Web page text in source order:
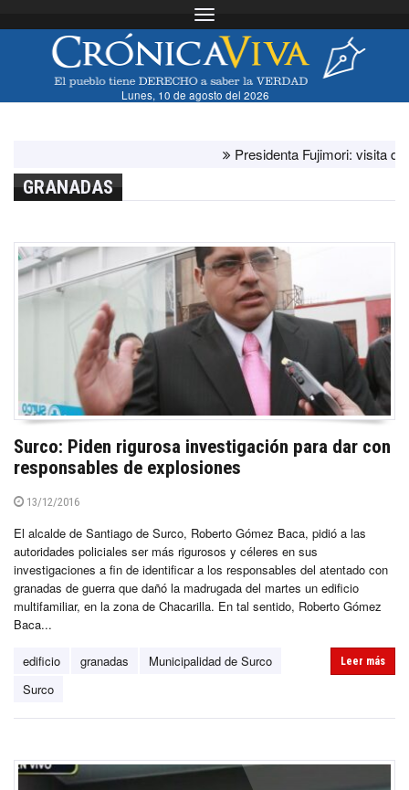
Toggle navigation
Lunes, 10 de agosto del 2026
Presidenta Fujimori: visita del
GRANADAS
Surco: Piden rigurosa investigación para dar con
responsables de explosiones
13/12/2016
El alcalde de Santiago de Surco, Roberto Gómez Baca, pidió a las
autoridades policiales ser más rigurosos y céleres en sus
investigaciones a fin de identificar a los responsables del atentado con
granadas de guerra que dañó la madrugada del martes un edificio
multifamiliar, en la zona de Chacarilla. En tal sentido, Roberto Gómez
Baca...
edificio granadas
Municipalidad de Surco
Surco
Leer más